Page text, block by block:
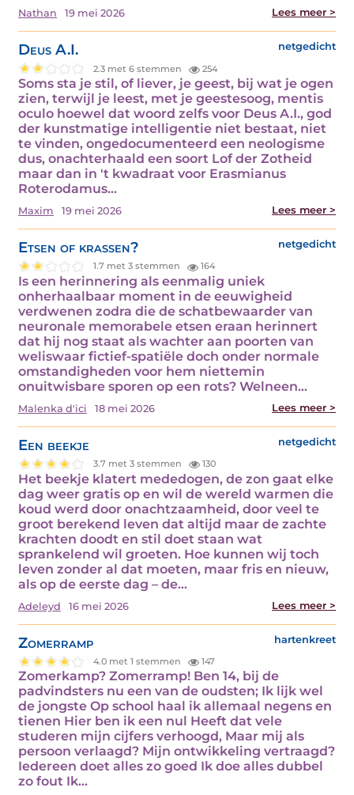
Nathan 19 mei 2026 Lees meer >
Deus A.I. netgedicht
2.3 met 6 stemmen 254
Soms sta je stil, of liever, je geest, bij wat je ogen
zien, terwijl je leest, met je geestesoog, mentis
oculo hoewel dat woord zelfs voor Deus A.I., god
der kunstmatige intelligentie niet bestaat, niet
te vinden, ongedocumenteerd een neologisme
dus, onachterhaald een soort Lof der Zotheid
maar dan in 't kwadraat voor Erasmianus
Roterodamus…
Maxim 19 mei 2026 Lees meer >
Etsen of krassen? netgedicht
1.7 met 3 stemmen 164
Is een herinnering als eenmalig uniek
onherhaalbaar moment in de eeuwigheid
verdwenen zodra die de schatbewaarder van
neuronale memorabele etsen eraan herinnert
dat hij nog staat als wachter aan poorten van
weliswaar fictief-spatiële doch onder normale
omstandigheden voor hem niettemin
onuitwisbare sporen op een rots? Welneen…
Malenka d'ici 18 mei 2026 Lees meer >
Een beekje netgedicht
3.7 met 3 stemmen 130
Het beekje klatert mededogen, de zon gaat elke
dag weer gratis op en wil de wereld warmen die
koud werd door onachtzaamheid, door veel te
groot berekend leven dat altijd maar de zachte
krachten doodt en stil doet staan wat
sprankelend wil groeten. Hoe kunnen wij toch
leven zonder al dat moeten, maar fris en nieuw,
als op de eerste dag – de…
Adeleyd 16 mei 2026 Lees meer >
Zomerramp hartenkreet
4.0 met 1 stemmen 147
Zomerkamp? Zomerramp! Ben 14, bij de
padvindsters nu een van de oudsten; Ik lijk wel
de jongste Op school haal ik allemaal negens en
tienen Hier ben ik een nul Heeft dat vele
studeren mijn cijfers verhoogd, Maar mij als
persoon verlaagd? Mijn ontwikkeling vertraagd?
Iedereen doet alles zo goed Ik doe alles dubbel
zo fout Ik…